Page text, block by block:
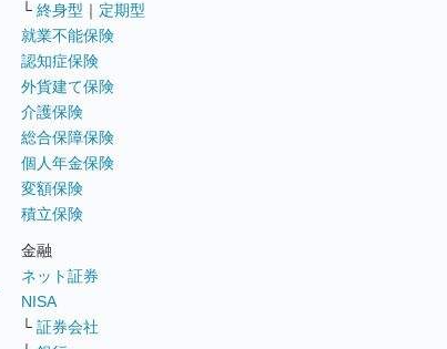
└ 終身型 ｜ 定期型
就業不能保険
認知症保険
外貨建て保険
介護保険
総合保障保険
個人年金保険
変額保険
積立保険
金融
ネット証券
NISA
└ 証券会社